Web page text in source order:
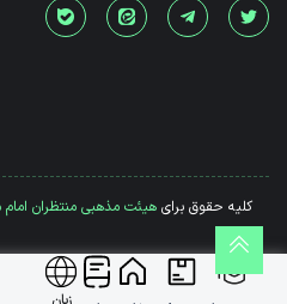
کلیه حقوق برایهیئت مذهبی منتظران